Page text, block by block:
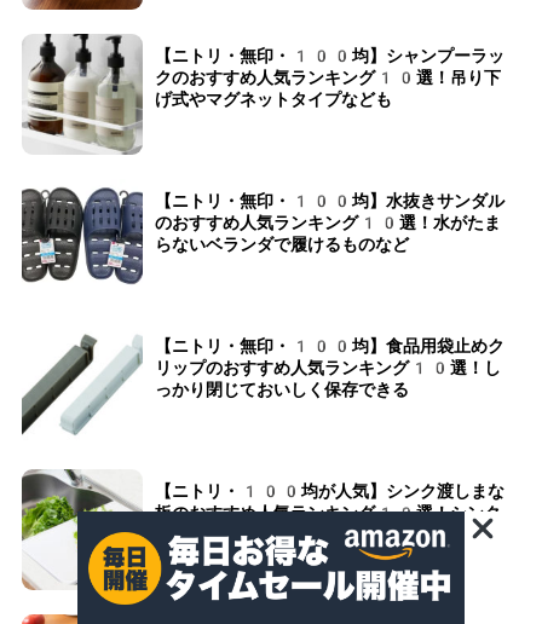
【ニトリ・無印・100均】シャンプーラッ
クのおすすめ人気ランキング10選！吊り下
げ式やマグネットタイプなども
【ニトリ・無印・100均】水抜きサンダル
のおすすめ人気ランキング10選！水がたま
らないベランダで履けるものなど
【ニトリ・無印・100均】食品用袋止めク
リップのおすすめ人気ランキング10選！し
っかり閉じておいしく保存できる
【ニトリ・100均が人気】シンク渡しまな
板のおすすめ人気ランキング10選！シンク
にピッタリサイズのものを紹介